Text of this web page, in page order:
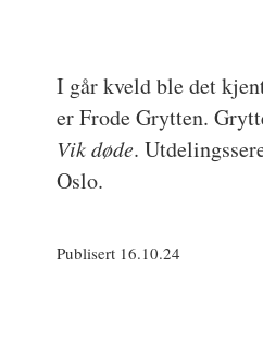
I går kveld ble det
er Frode Grytten.
Vik døde.
Oslo.
Publisert 16.10.24